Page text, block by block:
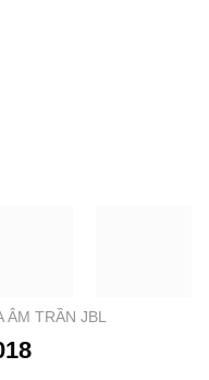
ÂM TRẦN JBL